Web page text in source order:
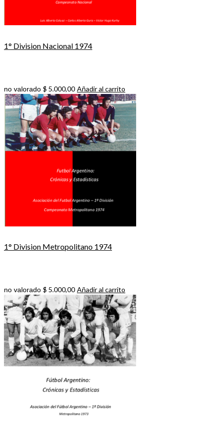
1° Division Nacional 1974
no valorado $ 5.000,00 Añadir al carrito
1° Division Metropolitano 1974
no valorado $ 5.000,00 Añadir al carrito